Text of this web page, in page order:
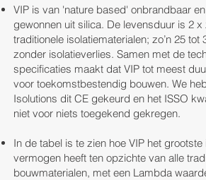
VIP is van 'nature based' onbrandbaar
gewonnen uit silica. De levensduur is 2
traditionele isolatiematerialen; zo’n 25 tot
zonder isolatieverlies. Samen met de
specificaties maakt dat VIP tot meest
voor toekomstbestendig bouwen. We
Isolutions dit CE gekeurd en het ISSO
niet voor niets toegekend gekregen.
In de tabel is te zien hoe VIP het
vermogen heeft ten opzichte van alle
bouwmaterialen, met een Lambda